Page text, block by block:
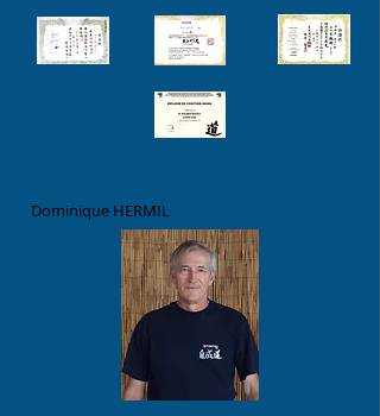
Dominique HERMIL